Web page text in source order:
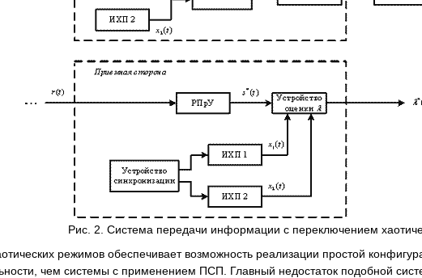
Рис. 2. Система передачи информации с переключением
режимов обеспечивает возможность реализации простой
чем системы с применением ПСП. Главный недостаток подобной